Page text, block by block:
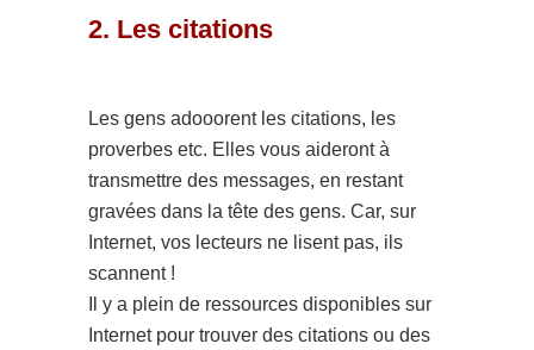
2. Les citations
Les gens adooorent les citations, les
proverbes etc. Elles vous aideront à
transmettre des messages, en restant
gravées dans la tête des gens. Car, sur
Internet, vos lecteurs ne lisent pas, ils
scannent !
Il y a plein de ressources disponibles sur
Internet pour trouver des citations ou des